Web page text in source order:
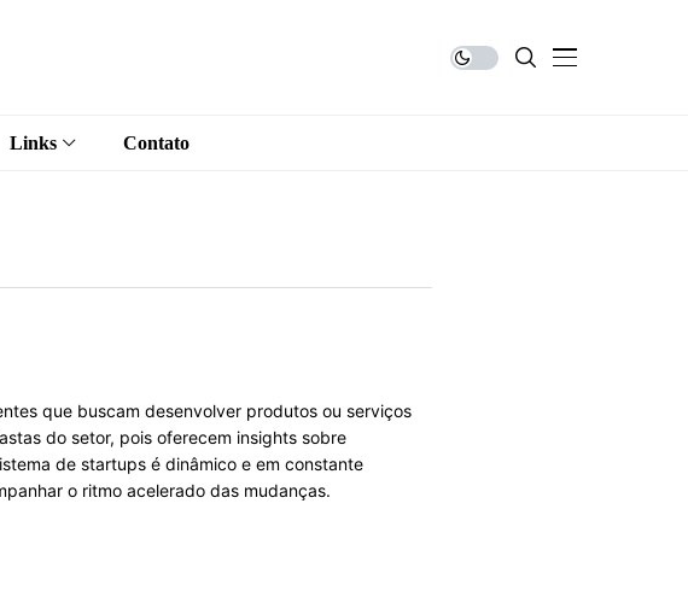
Links Contato
que buscam desenvolver produtos ou serviços
do setor, pois oferecem insights sobre
de startups é dinâmico e em constante
o ritmo acelerado das mudanças.